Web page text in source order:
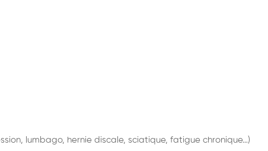
lumbago, hernie discale, sciatique, fatigue chronique…)